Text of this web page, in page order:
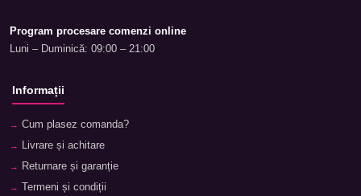
Program procesare comenzi online
Luni – Duminică: 09:00 – 21:00
Informații
Cum plasez comanda?
Livrare și achitare
Returnare și garanție
Termeni și condiții